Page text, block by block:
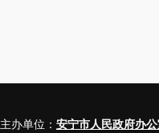
主办单位： 安宁市人民政府办